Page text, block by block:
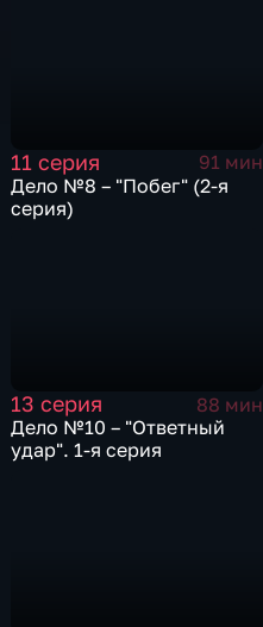
11 серия
91 мин
Дело №8 – "Побег" (2-я
серия)
13 серия
88 мин
Дело №10 – "Ответный
удар". 1-я серия